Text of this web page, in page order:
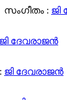
: ജി
ജി ദേവരാജൻ
ജി ദേവരാജൻ